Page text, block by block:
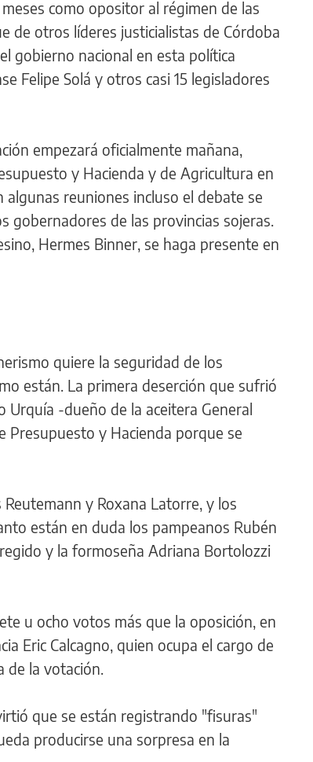
como opositor al régimen de las
de otros líderes justicialistas de Córdoba
gobierno nacional en esta política
Felipe Solá y otros casi 15 legisladores
empezará oficialmente mañana,
y Hacienda y de Agricultura en
algunas reuniones incluso el debate se
de las provincias sojeras.
Hermes Binner, se haga presente en
quiere la seguridad de los
están. La primera deserción que sufrió
Urquía -dueño de la aceitera General
Presupuesto y Hacienda porque se
y Roxana Latorre, y los
están en duda los pampeanos Rubén
y la formoseña Adriana Bortolozzi
u ocho votos más que la oposición, en
Eric Calcagno, quien ocupa el cargo de
de la votación.
que se están registrando "fisuras"
producirse una sorpresa en la